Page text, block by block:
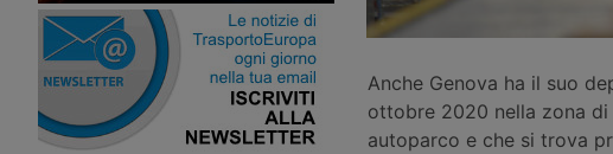
Anche Genova ha il suo
ottobre 2020 nella zona di
autoparco e che si trova